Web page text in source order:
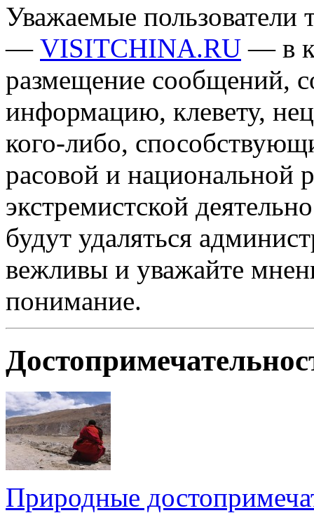
Уважаемые пользователи
— VISITCHINA.RU — в
размещение сообщений,
информацию, клевету,
кого-либо,
расовой и национальной
экстремистской
будут удаляться
вежливы и уважайте
понимание.
Природные